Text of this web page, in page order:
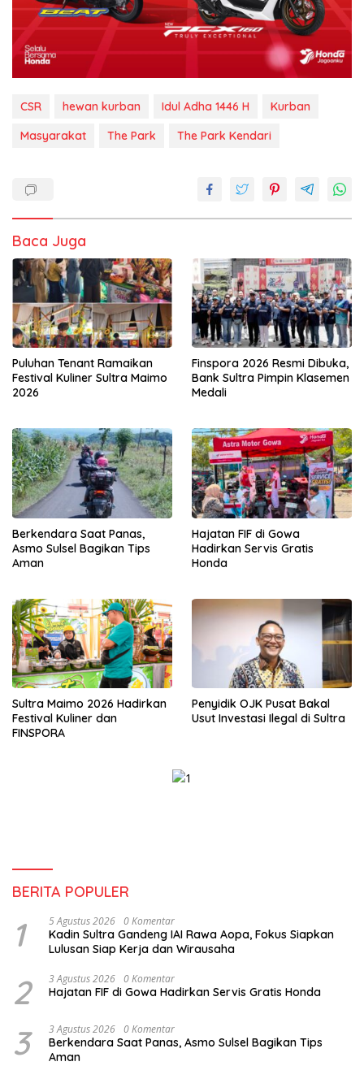
CSR hewan kurban Idul Adha 1446 H
Kurban
Masyarakat
The Park The Park Kendari
Baca Juga
Puluhan Tenant Ramaikan
Festival Kuliner Sultra Maimo
2026
Finspora 2026 Resmi Dibuka,
Bank Sultra Pimpin Klasemen
Medali
Berkendara Saat Panas,
Asmo Sulsel Bagikan Tips
Aman
Hajatan FIF di Gowa
Hadirkan Servis Gratis
Honda
Sultra Maimo 2026 Hadirkan
Festival Kuliner dan
FINSPORA
Penyidik OJK Pusat Bakal
Usut Investasi Ilegal di Sultra
BERITA POPULER
1 5 Agustus 2026 0 Komentar
Kadin Sultra Gandeng IAI Rawa Aopa, Fokus Siapkan
Lulusan Siap Kerja dan Wirausaha
2 3 Agustus 2026 0 Komentar
Hajatan FIF di Gowa Hadirkan Servis Gratis Honda
3 3 Agustus 2026 0 Komentar
Berkendara Saat Panas, Asmo Sulsel Bagikan Tips
Aman